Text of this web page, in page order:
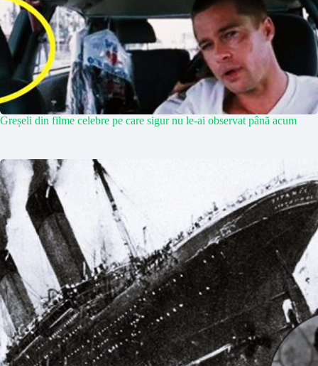
Greșeli din filme celebre pe care sigur nu le-ai observat până acum